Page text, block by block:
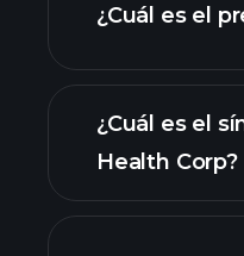
¿Cuál es el
¿Cuál es el
Health Corp?